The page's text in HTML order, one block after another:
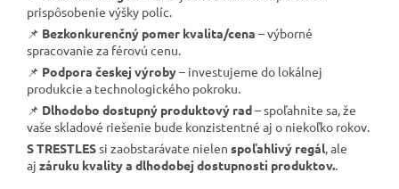
prispôsobenie výšky políc.
📌 Bezkonkurenčný pomer kvalita/cena – výborné
spracovanie za férovú cenu.
📌 Podpora českej výroby– investujeme do lokálnej
produkcie a technologického pokroku.
📌 Dlhodobo dostupný produktový rad– spoľahnite sa, že
vaše skladové riešenie bude konzistentné aj o niekoľko rokov.
S TRESTLESsi zaobstarávate nielen spoľahlivý regál , ale
aj záruku kvality a dlhodobej dostupnosti produktov.